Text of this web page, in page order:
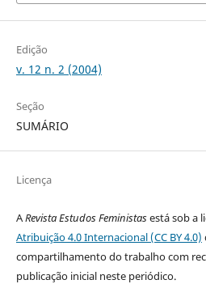
Edição
v. 12 n. 2 (2004)
Seção
SUMÁRIO
Licença
ARevista Estudos Feministasestá sob a
Atribuição 4.0 Internacional (CC BY 4.0)
compartilhamento do trabalho com
publicação inicial neste periódico.